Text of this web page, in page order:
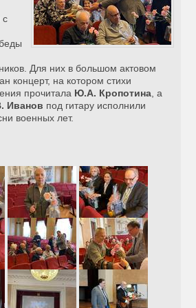
с
Для них в большом актовом
концерт, на котором стихи
прочитала Ю.А. Кропотина , а
Иванов под гитару исполнили
военных лет.